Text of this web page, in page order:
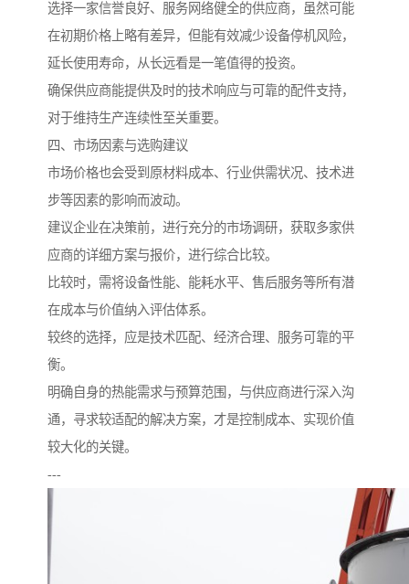
选择一家信誉良好、服务网络健全的供应商，虽然可能
在初期价格上略有差异，但能有效减少设备停机风险，
延长使用寿命，从长远看是一笔值得的投资。
确保供应商能提供及时的技术响应与可靠的配件支持，
对于维持生产连续性至关重要。
四、市场因素与选购建议
市场价格也会受到原材料成本、行业供需状况、技术进
步等因素的影响而波动。
建议企业在决策前，进行充分的市场调研，获取多家供
应商的详细方案与报价，进行综合比较。
比较时，需将设备性能、能耗水平、售后服务等所有潜
在成本与价值纳入评估体系。
较终的选择，应是技术匹配、经济合理、服务可靠的平
衡。
明确自身的热能需求与预算范围，与供应商进行深入沟
通，寻求较适配的解决方案，才是控制成本、实现价值
较大化的关键。
---